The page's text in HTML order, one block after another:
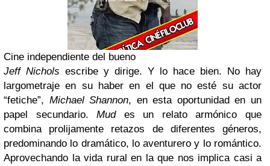
Cine independiente del bueno
Jeff Nichols escribe y dirige. Y lo hace bien. No hay
largometraje en su haber en el que no esté su actor
“fetiche”, Michael Shannon, en esta oportunidad en un
papel secundario.
Mudes un relato armónico que
combina prolijamente retazos de diferentes géneros,
predominando lo dramático, lo aventurero y lo romántico.
Aprovechando la vida rural en la que nos implica casi a